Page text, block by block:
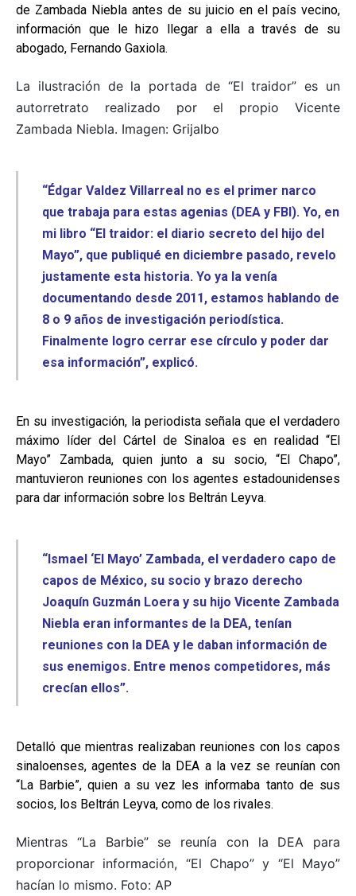
de Zambada Niebla antes de su juicio en el país vecino,
información que le hizo llegar a ella a través de su
abogado, Fernando Gaxiola.
La ilustración de la portada de “El traidor” es un
autorretrato realizado por el propio Vicente
Zambada Niebla. Imagen: Grijalbo
“Édgar Valdez Villarreal no es el primer narco
que trabaja para estas agenias (DEA y FBI). Yo, en
mi libro “El traidor: el diario secreto del hijo del
Mayo”, que publiqué en diciembre pasado, revelo
justamente esta historia. Yo ya la venía
documentando desde 2011, estamos hablando de
8 o 9 años de investigación periodística.
Finalmente logro cerrar ese círculo y poder dar
esa información”, explicó.
En su investigación, la periodista señala que el verdadero
máximo líder del Cártel de Sinaloa es en realidad “El
Mayo” Zambada, quien junto a su socio, “El Chapo”,
mantuvieron reuniones con los agentes estadounidenses
para dar información sobre los Beltrán Leyva.
“Ismael ‘El Mayo’ Zambada, el verdadero capo de
capos de México, su socio y brazo derecho
Joaquín Guzmán Loera y su hijo Vicente Zambada
Niebla eran informantes de la DEA, tenían
reuniones con la DEA y le daban información de
sus enemigos. Entre menos competidores, más
crecían ellos”.
Detalló que mientras realizaban reuniones con los capos
sinaloenses, agentes de la DEA a la vez se reunían con
“La Barbie”, quien a su vez les informaba tanto de sus
socios, los Beltrán Leyva, como de los rivales.
Mientras “La Barbie” se reunía con la DEA para
proporcionar información, “El Chapo” y “El Mayo”
hacían lo mismo. Foto: AP